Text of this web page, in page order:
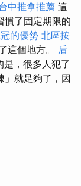
中推拿推薦 這
慣了固定期限的
的優勢 北區按
這個地方。
后
是，很多人犯了
」就足夠了，因